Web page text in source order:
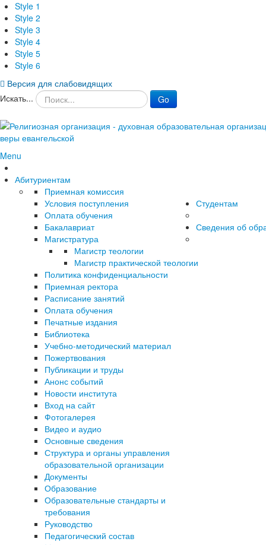
Style 1
Style 2
Style 3
Style 4
Style 5
Style 6
Версия для слабовидящих
Искать...
Go
Menu
Абитуриентам
Приемная комиссия
Условия поступления
Оплата обучения
Бакалавриат
Магистратура
Магистр теологии
Магистр практической теологии
Политика конфиденциальности
Приемная ректора
Студентам
Расписание занятий
Оплата обучения
Печатные издания
Библиотека
Учебно-методический материал
Пожертвования
Публикации и труды
Анонс событий
Новости института
Вход на сайт
Фотогалерея
Видео и аудио
Сведения об
Основные сведения
Структура и органы управления
образовательной организации
Документы
Образование
Образовательные стандарты и
требования
Руководство
Педагогический состав